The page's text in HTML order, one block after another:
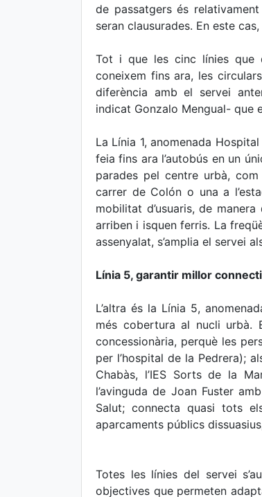
de passatgers és
seran clausurades. En este
Tot i que les cinc línies que
coneixem fins ara, les
diferència amb el servei
indicat Gonzalo Mengual- que
La Línia 1, anomenada
feia fins ara l’autobús en un
parades pel centre urbà,
carrer de Colón o una a
mobilitat d’usuaris, de
arriben i isquen ferris. La
assenyalat, s’amplia el servei
Línia 5, garantir millor
L’altra és la Línia 5,
més cobertura al nucli urbà.
concessionària, perquè les
per l’hospital de la Pedrera);
Chabàs, l’IES Sorts de la
l’avinguda de Joan Fuster
Salut; connecta quasi tots
aparcaments públics
Totes les línies del servei
objectives que permeten